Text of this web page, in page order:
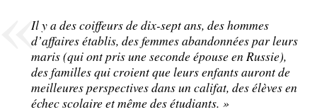
Il y a des coiffeurs de dix-sept ans, des hommes
d’affaires établis, des femmes abandonnées par leurs
maris (qui ont pris une seconde épouse en Russie),
des familles qui croient que leurs enfants auront de
meilleures perspectives dans un califat, des élèves en
échec scolaire et même des étudiants. »